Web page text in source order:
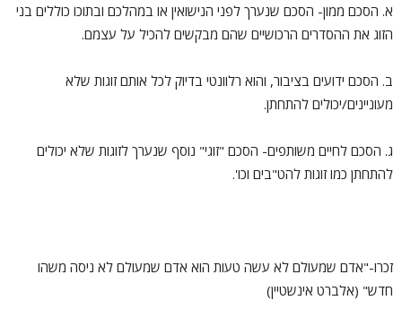
א. הסכם ממון- הסכם שנערך לפני הנישואין או במהלכם ובתוכו כוללים בני
הזוג את ההסדרים הרכושיים שהם מבקשים להכיל על עצמם.
ב. הסכם ידועים בציבור, והוא רלוונטי בדיוק לכל אותם זוגות שלא
מעוניינים/יכולים להתחתן.
ג. הסכם לחיים משותפים- הסכם "זוגי" נוסף שנערך לזוגות שלא יכולים
להתחתן כמו זוגות להט"בים וכו'.
זכרו-"אדם שמעולם לא עשה טעות הוא אדם שמעולם לא ניסה משהו
חדש" (אלברט אינשטיין)